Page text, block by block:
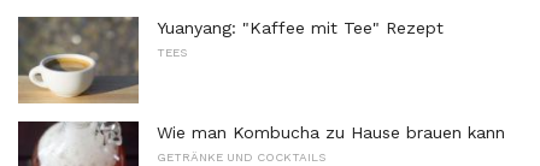
Yuanyang: "Kaffee mit Tee" Rezept
TEES
Wie man Kombucha zu Hause brauen kann
GETRÄNKE UND COCKTAILS